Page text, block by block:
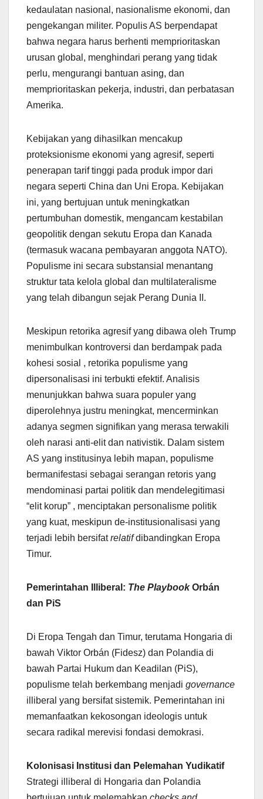
kedaulatan nasional, nasionalisme ekonomi, dan
pengekangan militer. Populis AS berpendapat
bahwa negara harus berhenti memprioritaskan
urusan global, menghindari perang yang tidak
perlu, mengurangi bantuan asing, dan
memprioritaskan pekerja, industri, dan perbatasan
Amerika.
Kebijakan yang dihasilkan mencakup
proteksionisme ekonomi yang agresif, seperti
penerapan tarif tinggi pada produk impor dari
negara seperti China dan Uni Eropa. Kebijakan
ini, yang bertujuan untuk meningkatkan
pertumbuhan domestik, mengancam kestabilan
geopolitik dengan sekutu Eropa dan Kanada
(termasuk wacana pembayaran anggota NATO).
Populisme ini secara substansial menantang
struktur tata kelola global dan multilateralisme
yang telah dibangun sejak Perang Dunia II.
Meskipun retorika agresif yang dibawa oleh Trump
menimbulkan kontroversi dan berdampak pada
kohesi sosial , retorika populisme yang
dipersonalisasi ini terbukti efektif. Analisis
menunjukkan bahwa suara populer yang
diperolehnya justru meningkat, mencerminkan
adanya segmen signifikan yang merasa terwakili
oleh narasi anti-elit dan nativistik. Dalam sistem
AS yang institusinya lebih mapan, populisme
bermanifestasi sebagai serangan retoris yang
mendominasi partai politik dan mendelegitimasi
“elit korup” , menciptakan personalisme politik
yang kuat, meskipun de-institusionalisasi yang
terjadi lebih bersifatrelatifdibandingkan Eropa
Timur.
Pemerintahan Illiberal: The PlaybookOrbán
dan PiS
Di Eropa Tengah dan Timur, terutama Hongaria di
bawah Viktor Orbán (Fidesz) dan Polandia di
bawah Partai Hukum dan Keadilan (PiS),
populisme telah berkembang menjadi governance
illiberal yang bersifat sistemik. Pemerintahan ini
memanfaatkan kekosongan ideologis untuk
secara radikal merevisi fondasi demokrasi.
Kolonisasi Institusi dan Pelemahan Yudikatif
Strategi illiberal di Hongaria dan Polandia